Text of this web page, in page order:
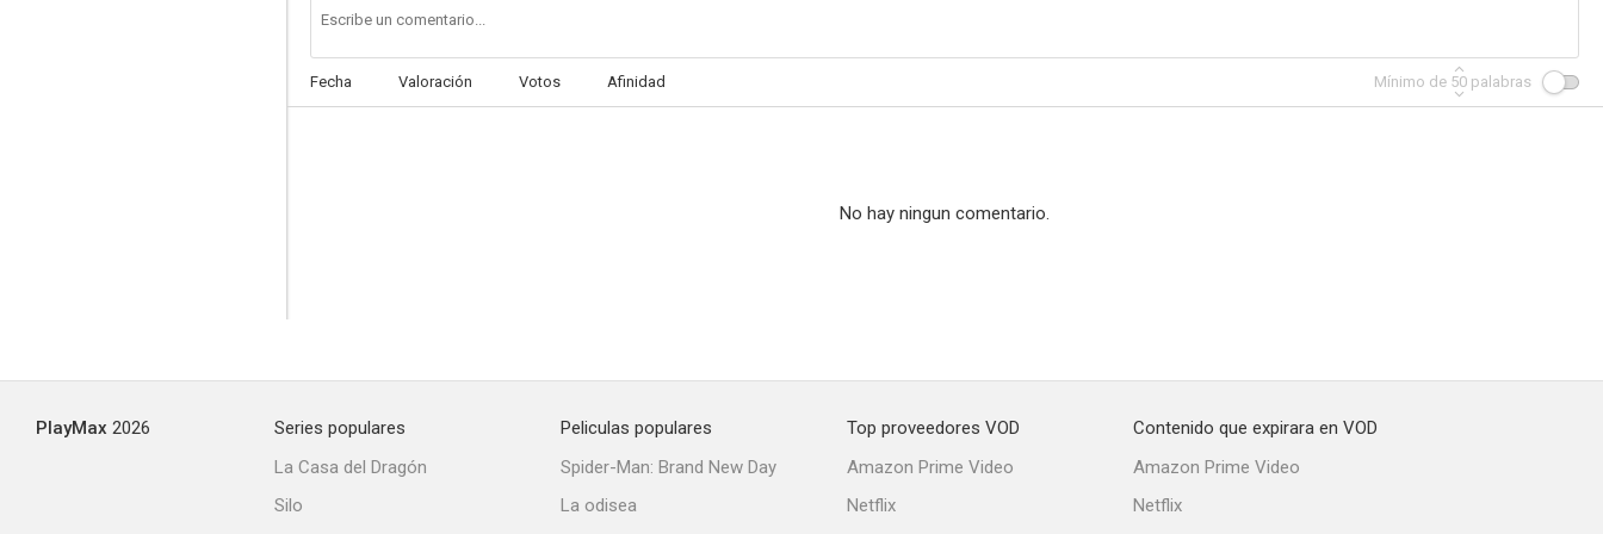
Fecha Valoración Votos Afinidad Mínimo de 50 palabras
No hay ningun comentario.
PlayMax 2026
Series populares
La Casa del Dragón
Silo
Peliculas populares
Spider-Man: Brand New Day
La odisea
Top proveedores VOD
Amazon Prime Video
Netflix
Contenido que expirara en VOD
Amazon Prime Video
Netflix